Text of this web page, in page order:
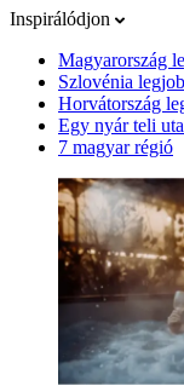
Inspirálódjon
Magyarország
Szlovénia
Horvátország
Egy nyár teli
7 magyar régió